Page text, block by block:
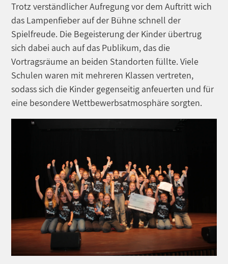
Trotz verständlicher Aufregung vor dem Auftritt wich
das Lampenfieber auf der Bühne schnell der
Spielfreude. Die Begeisterung der Kinder übertrug
sich dabei auch auf das Publikum, das die
Vortragsräume an beiden Standorten füllte. Viele
Schulen waren mit mehreren Klassen vertreten,
sodass sich die Kinder gegenseitig anfeuerten und für
eine besondere Wettbewerbsatmosphäre sorgten.